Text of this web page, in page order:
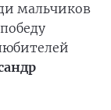
мальчиков